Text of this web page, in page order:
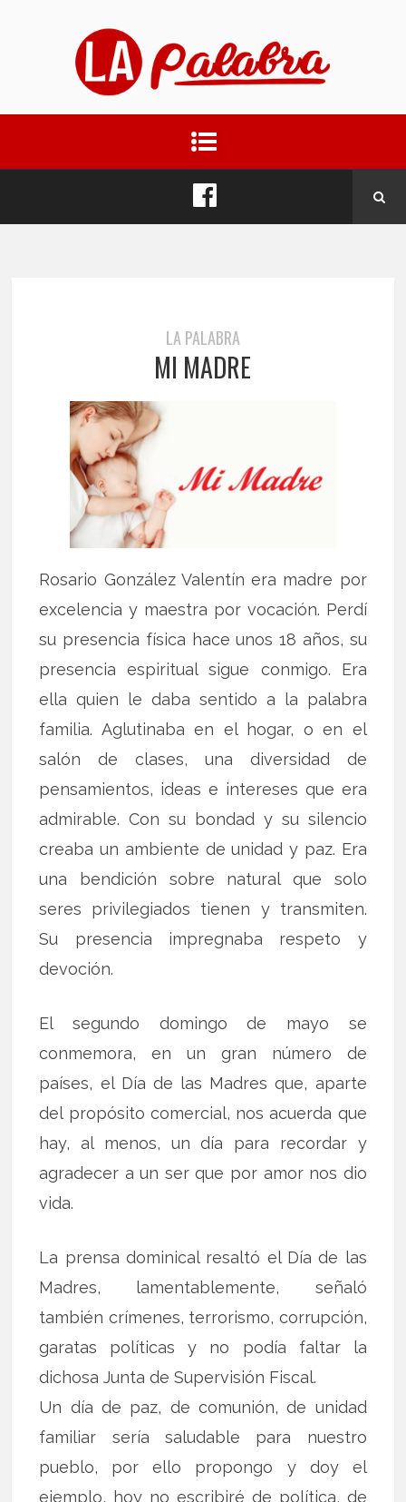
LA PALABRA
MI MADRE
Rosario González Valentín era madre por
excelencia y maestra por vocación. Perdí
su presencia física hace unos 18 años, su
presencia espiritual sigue conmigo. Era
ella quien le daba sentido a la palabra
familia. Aglutinaba en el hogar, o en el
salón de clases, una diversidad de
pensamientos, ideas e intereses que era
admirable. Con su bondad y su silencio
creaba un ambiente de unidad y paz. Era
una bendición sobre natural que solo
seres privilegiados tienen y transmiten.
Su presencia impregnaba respeto y
devoción.
El segundo domingo de mayo se
conmemora, en un gran número de
países, el Día de las Madres que, aparte
del propósito comercial, nos acuerda que
hay, al menos, un día para recordar y
agradecer a un ser que por amor nos dio
vida.
La prensa dominical resaltó el Día de las
Madres, lamentablemente, señaló
también crímenes, terrorismo, corrupción,
garatas políticas y no podía faltar la
dichosa Junta de Supervisión Fiscal.
Un día de paz, de comunión, de unidad
familiar sería saludable para nuestro
pueblo, por ello propongo y doy el
ejemplo, hoy no escribiré de política, de